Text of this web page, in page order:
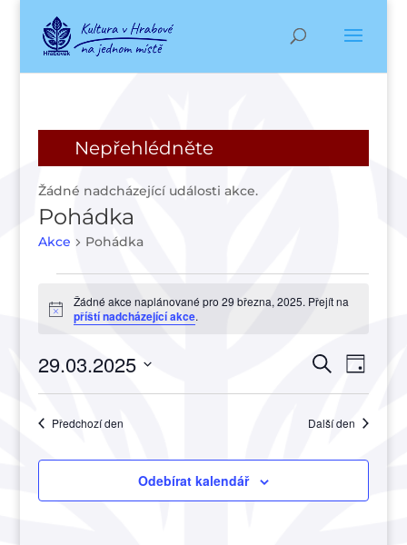
Nepřehlédněte
Žádné nadcházející události akce.
Pohádka
Akce Pohádka
for
března,
2025
Notice
Žádné akce naplánované pro 29 března, 2025. Přejít na
příští nadcházející akce.
a
Hledat
pro
Akce
Den
29.03.2025
Předchozí den Další den
Odebírat kalendář